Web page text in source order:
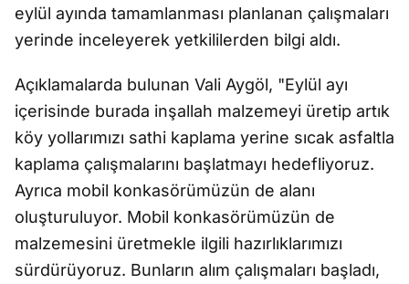
eylül ayında tamamlanması planlanan çalışmaları
yerinde inceleyerek yetkililerden bilgi aldı.
Açıklamalarda bulunan Vali Aygöl, "Eylül ayı
içerisinde burada inşallah malzemeyi üretip artık
köy yollarımızı sathi kaplama yerine sıcak asfaltla
kaplama çalışmalarını başlatmayı hedefliyoruz.
Ayrıca mobil konkasörümüzün de alanı
oluşturuluyor. Mobil konkasörümüzün de
malzemesini üretmekle ilgili hazırlıklarımızı
sürdürüyoruz. Bunların alım çalışmaları başladı,